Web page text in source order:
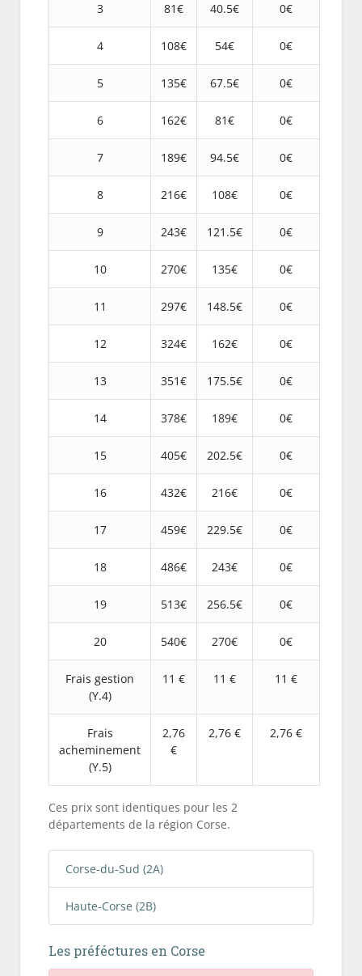
3 81€ 40.5€ 0€
4 108€ 54€ 0€
5 135€ 67.5€ 0€
6 162€ 81€ 0€
7 189€ 94.5€ 0€
8 216€ 108€ 0€
9 243€ 121.5€ 0€
10 270€ 135€ 0€
11 297€ 148.5€ 0€
12 324€ 162€ 0€
13 351€ 175.5€ 0€
14 378€ 189€ 0€
15 405€ 202.5€ 0€
16 432€ 216€ 0€
17 459€ 229.5€ 0€
18 486€ 243€ 0€
19 513€ 256.5€ 0€
20 540€ 270€ 0€
Frais gestion
(Y.4)
11 € 11 € 11 €
Frais
acheminement
(Y.5)
2,76
€
2,76 € 2,76 €
Ces prix sont identiques pour les 2
départements de la région Corse.
Corse-du-Sud (2A)
Haute-Corse (2B)
Les préféctures en Corse